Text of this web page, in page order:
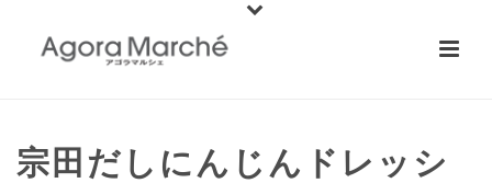
宗田だしにんじんドレッシ